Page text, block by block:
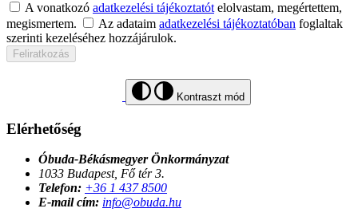
A vonatkozó adatkezelési tájékoztatót elolvastam, megértettem,
megismertem.
Az adataim adatkezelési tájékoztatóban foglaltak
szerinti kezeléséhez hozzájárulok.
Feliratkozás
Kontraszt mód
Elérhetőség
Óbuda-Békásmegyer Önkormányzat
1033 Budapest, Fő tér 3.
Telefon: +36 1 437 8500
E-mail cím: info@obuda.hu